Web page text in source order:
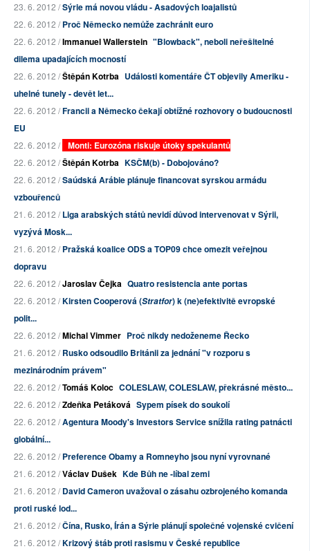
23. 6. 2012 /Sýrie má novou vládu - Asadových loajalistů
22. 6. 2012 /Proč Německo nemůže zachránit euro
22. 6. 2012 /Immanuel Wallerstein "Blowback", neboli neřešitelné
dilema upadajících mocností
22. 6. 2012 /Štěpán Kotrba Události komentáře ČT objevily Ameriku -
uhelné tunely - devět let...
22. 6. 2012 /Francii a Německo čekají obtížné rozhovory o budoucnosti
EU
22. 6. 2012 / Monti: Eurozóna riskuje útoky spekulantů
22. 6. 2012 /Štěpán Kotrba KSČM(b) - Dobojováno?
22. 6. 2012 /Saúdská Arábie plánuje financovat syrskou armádu
vzbouřenců
21. 6. 2012 /Liga arabských států nevidí důvod intervenovat v Sýrii,
vyzývá Mosk...
21. 6. 2012 /Pražská koalice ODS a TOP09 chce omezit veřejnou
dopravu
22. 6. 2012 /Jaroslav Čejka Quatro resistencia ante portas
22. 6. 2012 /Kirsten Cooperová (Stratfor) k (ne)efektivitě evropské
polit...
22. 6. 2012 /Michal Vimmer Proč nikdy nedoženeme Řecko
21. 6. 2012 /Rusko odsoudilo Británii za jednání "v rozporu s
mezinárodním právem"
22. 6. 2012 /Tomáš Koloc COLESLAW, COLESLAW, překrásné město...
22. 6. 2012 /Zdeňka Petáková Sypem písek do soukolí
22. 6. 2012 /Agentura Moody's Investors Service snížila rating patnácti
globální...
22. 6. 2012 /Preference Obamy a Romneyho jsou nyní vyrovnané
21. 6. 2012 /Václav Dušek Kde Bůh ne -líbal zemi
21. 6. 2012 /David Cameron uvažoval o zásahu ozbrojeného komanda
proti ruské lod...
21. 6. 2012 /Čína, Rusko, Írán a Sýrie plánují společné vojenské cvičení
21. 6. 2012 /Krizový štáb proti rasismu v České republice